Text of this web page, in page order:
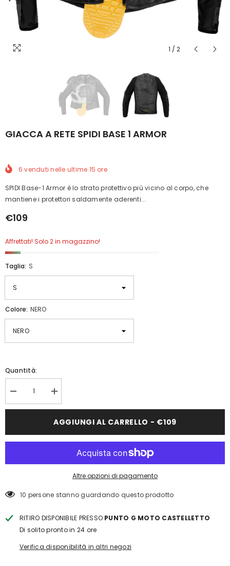
1 / 2
GIACCA A RETE SPIDI BASE 1 ARMOR
6 venduti nelle ultime 15 ore
SPIDI Base-1 Armor è lo strato protettivo più vicino al corpo, che
mantiene i protettori saldamente aderenti...
€109
Affrettati! Solo 2 in magazzino!
Taglia: S
Colore: NERO
Quantità:
Diminuisci
quantità
per
SPIDI
ARMOR
Aumenta
quantità
per
A
SPIDI
ARMOR
AGGIUNGI AL CARRELLO - €109
Altre opzioni di pagamento
250 persone stanno guardando questo prodotto
RITIRO DISPONIBILE PRESSO PUNTO G MOTO CASTELLETTO
Di solito pronto in 24 ore
Verifica disponibilità in altri negozi